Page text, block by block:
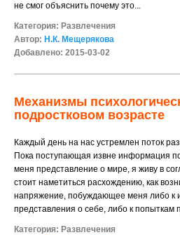
не смог объяснить почему это...
Категория: Развлечения
Автор: Н.К. Мещерякова
Добавлено: 2015-03-02
Механизмы
подростковом возрасте
Каждый день на нас устремлен поток
Пока поступающая извне информация
меня представление о мире, я живу в
стоит наметиться расхождению, как
напряжение, побуждающее меня либо к
представления о себе, либо к попыткам
Категория: Развлечения